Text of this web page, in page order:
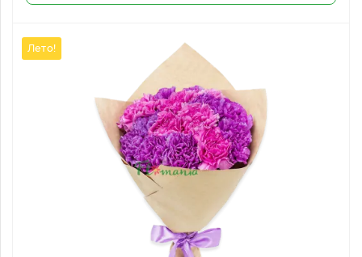
Лето!